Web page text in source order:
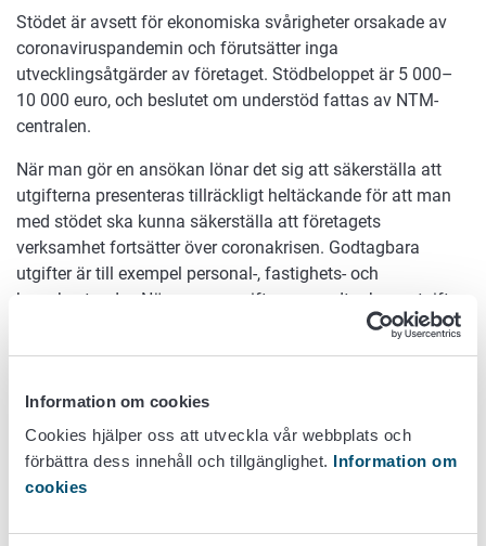
Information om cookies
Cookies hjälper oss att utveckla vår webbplats och
förbättra dess innehåll och tillgänglighet. Information om
cookies
Stödet är avsett för ekonomiska svårigheter orsakade av
coronaviruspandemin och förutsätter inga
utvecklingsåtgärder av företaget. Stödbeloppet är 5 000–
10 000 euro, och beslutet om understöd fattas av NTM-
centralen.
När man gör en ansökan lönar det sig att säkerställa att
utgifterna presenteras tillräckligt heltäckande för att man
med stödet ska kunna säkerställa att företagets
verksamhet fortsätter över coronakrisen. Godtagbara
utgifter är till exempel personal-, fastighets- och
hyreskostnader. Närmare uppgifter om godtagbara utgifter
www.livsmedelsverket.fi/coronafinansiering.
Temporärt stöd till företag på landsbygden kan sökas av
lantgård och bedriver annan företagsverksamhet än
jordbruk, skogsbruk eller fiskeri. Företag som förädlar och
säljer jordbruksprodukter och sysselsätter färre än 10